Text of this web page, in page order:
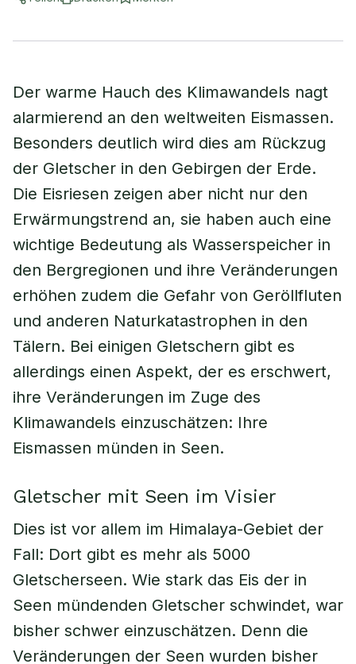
Der warme Hauch des Klimawandels nagt
alarmierend an den weltweiten Eismassen.
Besonders deutlich wird dies am Rückzug
der Gletscher in den Gebirgen der Erde.
Die Eisriesen zeigen aber nicht nur den
Erwärmungstrend an, sie haben auch eine
wichtige Bedeutung als Wasserspeicher in
den Bergregionen und ihre Veränderungen
erhöhen zudem die Gefahr von Geröllfluten
und anderen Naturkatastrophen in den
Tälern. Bei einigen Gletschern gibt es
allerdings einen Aspekt, der es erschwert,
ihre Veränderungen im Zuge des
Klimawandels einzuschätzen: Ihre
Eismassen münden in Seen.
Gletscher mit Seen im Visier
Dies ist vor allem im Himalaya-Gebiet der
Fall: Dort gibt es mehr als 5000
Gletscherseen. Wie stark das Eis der in
Seen mündenden Gletscher schwindet, war
bisher schwer einzuschätzen. Denn die
Veränderungen der Seen wurden bisher